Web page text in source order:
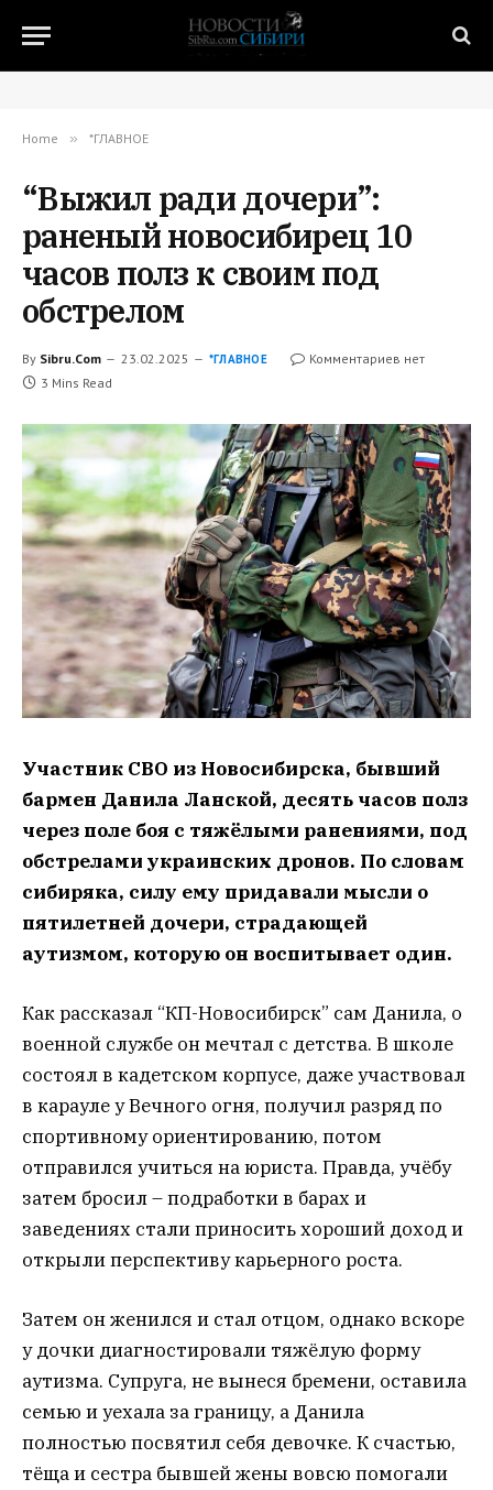
Home » *ГЛАВНОЕ
“Выжил ради дочери”:
раненый новосибирец 10
часов полз к своим под
обстрелом
By Sibru.Com 23.02.2025 *ГЛАВНОЕ
Комментариев нет
3 Mins Read
Участник СВО из Новосибирска, бывший
бармен Данила Ланской, десять часов полз
через поле боя с тяжёлыми ранениями, под
обстрелами украинских дронов. По словам
сибиряка, силу ему придавали мысли о
пятилетней дочери, страдающей
аутизмом, которую он воспитывает один.
Как рассказал “КП-Новосибирск” сам Данила, о
военной службе он мечтал с детства. В школе
состоял в кадетском корпусе, даже участвовал
в карауле у Вечного огня, получил разряд по
спортивному ориентированию, потом
отправился учиться на юриста. Правда, учёбу
затем бросил – подработки в барах и
заведениях стали приносить хороший доход и
открыли перспективу карьерного роста.
Затем он женился и стал отцом, однако вскоре
у дочки диагностировали тяжёлую форму
аутизма. Супруга, не вынеся бремени, оставила
семью и уехала за границу, а Данила
полностью посвятил себя девочке. К счастью,
тёща и сестра бывшей жены вовсю помогали